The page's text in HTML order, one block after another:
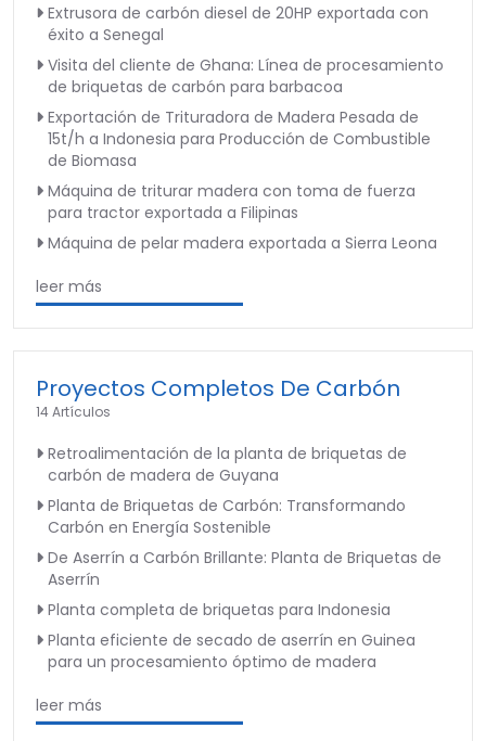
Extrusora de carbón diesel de 20HP exportada con
éxito a Senegal
Visita del cliente de Ghana: Línea de procesamiento
de briquetas de carbón para barbacoa
Exportación de Trituradora de Madera Pesada de
15t/h a Indonesia para Producción de Combustible
de Biomasa
Máquina de triturar madera con toma de fuerza
para tractor exportada a Filipinas
Máquina de pelar madera exportada a Sierra Leona
leer más
Proyectos Completos De Carbón
14 Artículos
Retroalimentación de la planta de briquetas de
carbón de madera de Guyana
Planta de Briquetas de Carbón: Transformando
Carbón en Energía Sostenible
De Aserrín a Carbón Brillante: Planta de Briquetas de
Aserrín
Planta completa de briquetas para Indonesia
Planta eficiente de secado de aserrín en Guinea
para un procesamiento óptimo de madera
leer más